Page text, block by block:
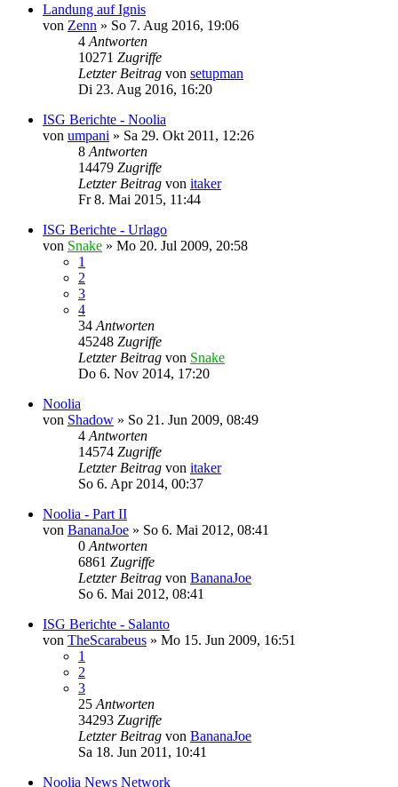
Landung auf Ignis
von Zenn » So 7. Aug 2016, 19:06
4 Antworten
10271 Zugriffe
Letzter Beitrag von setupman
Di 23. Aug 2016, 16:20
ISG Berichte - Noolia
von umpani » Sa 29. Okt 2011, 12:26
8 Antworten
14479 Zugriffe
Letzter Beitrag von itaker
Fr 8. Mai 2015, 11:44
ISG Berichte - Urlago
von Snake » Mo 20. Jul 2009, 20:58
1
2
3
4
34 Antworten
45248 Zugriffe
Letzter Beitrag von Snake
Do 6. Nov 2014, 17:20
Noolia
von Shadow » So 21. Jun 2009, 08:49
4 Antworten
14574 Zugriffe
Letzter Beitrag von itaker
So 6. Apr 2014, 00:37
Noolia - Part II
von BananaJoe » So 6. Mai 2012, 08:41
0 Antworten
6861 Zugriffe
Letzter Beitrag von BananaJoe
So 6. Mai 2012, 08:41
ISG Berichte - Salanto
von TheScarabeus » Mo 15. Jun 2009, 16:51
1
2
3
25 Antworten
34293 Zugriffe
Letzter Beitrag von BananaJoe
Sa 18. Jun 2011, 10:41
Noolia News Network